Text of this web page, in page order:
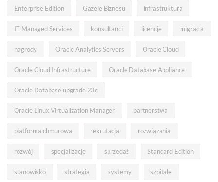
Enterprise Edition Gazele Biznesu infrastruktura
IT Managed Services konsultanci licencje migracja
nagrody Oracle Analytics Servers Oracle Cloud
Oracle Cloud Infrastructure Oracle Database Appliance
Oracle Database upgrade 23c
Oracle Linux Virtualization Manager partnerstwa
platforma chmurowa rekrutacja rozwiązania
rozwój specjalizacje sprzedaż Standard Edition
stanowisko strategia systemy szpitale